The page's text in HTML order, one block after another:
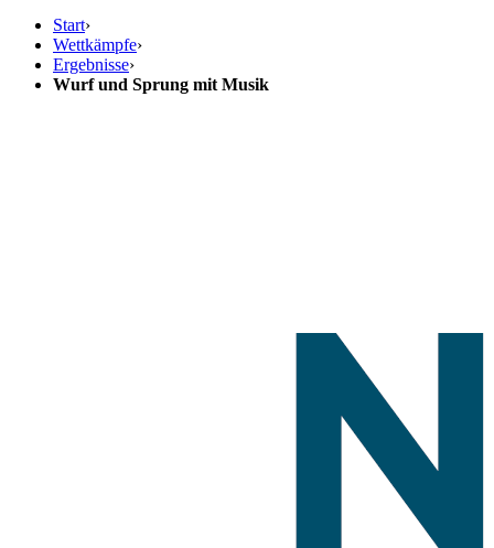
Start›
Wettkämpfe›
Ergebnisse›
Wurf und Sprung mit Musik